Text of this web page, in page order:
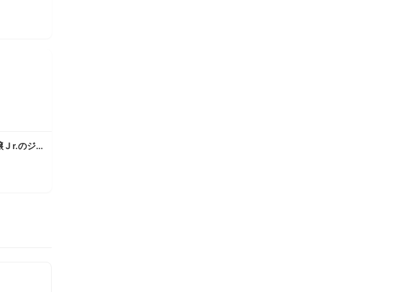
くどき上手 純米大吟醸 J r.のジューシー辛口